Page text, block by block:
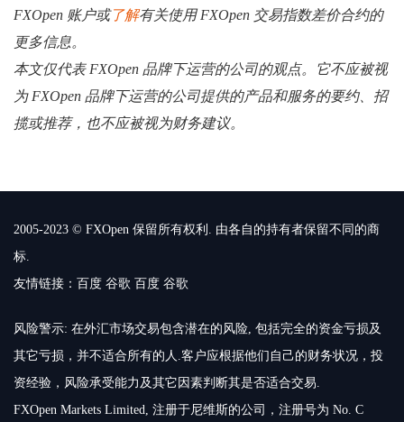
FXOpen 账户或了解有关使用 FXOpen 交易指数差价合约的
更多信息。
本文仅代表 FXOpen 品牌下运营的公司的观点。它不应被视
为 FXOpen 品牌下运营的公司提供的产品和服务的要约、招
揽或推荐，也不应被视为财务建议。
2005-2023 © FXOpen 保留所有权利. 由各自的持有者保留不同的商
标.
友情链接： 百度 谷歌 百度 谷歌
风险警示: 在外汇市场交易包含潜在的风险, 包括完全的资金亏损及
其它亏损，并不适合所有的人.客户应根据他们自己的财务状况，投
资经验，风险承受能力及其它因素判断其是否适合交易.
FXOpen Markets Limited, 注册于尼维斯的公司，注册号为 No. C